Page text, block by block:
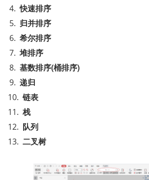
快速排序
归并排序
希尔排序
堆排序
基数排序(桶排序)
递归
链表
栈
队列
二叉树